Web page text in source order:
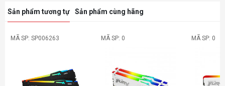
Sản phẩm tương tự Sản phẩm cùng hãng
MÃ SP: SP006263 MÃ SP: 0 MÃ SP: 0